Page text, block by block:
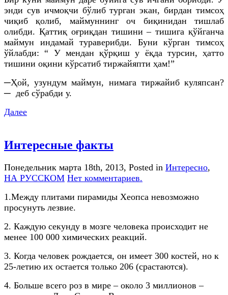
энди сув ичмоқчи бўлиб турган экан, бирдан тимсоҳ
чиқиб қолиб, маймуннинг оч биқинидан тишлаб
олибди. Қаттиқ оғриқдан тишини – тишига қўйганча
маймун индамай тураверибди. Буни кўрган тимсоҳ
ўйлабди: “ У мендан қўрқиш у ёқда турсин, ҳатто
тишини оқини кўрсатиб тиржайяпти ҳам!”
─Ҳой, узундум маймун, нимага тиржайиб куляпсан?
─ деб сўрабди у.
Далее
Интересные факты
Понедельник марта 18th, 2013, Posted in Интересно,
НА РУССКОМ Нет комментариев.
1.Между плитами пирамиды Хеопса невозможно
просунуть лезвие.
2. Каждую секунду в мозге человека происходит не
менее 100 000 химических реакций.
3. Когда человек рождается, он имеет 300 костей, но к
25-летию их остается только 206 (срастаются).
4. Больше всего роз в мире – около 3 миллионов –